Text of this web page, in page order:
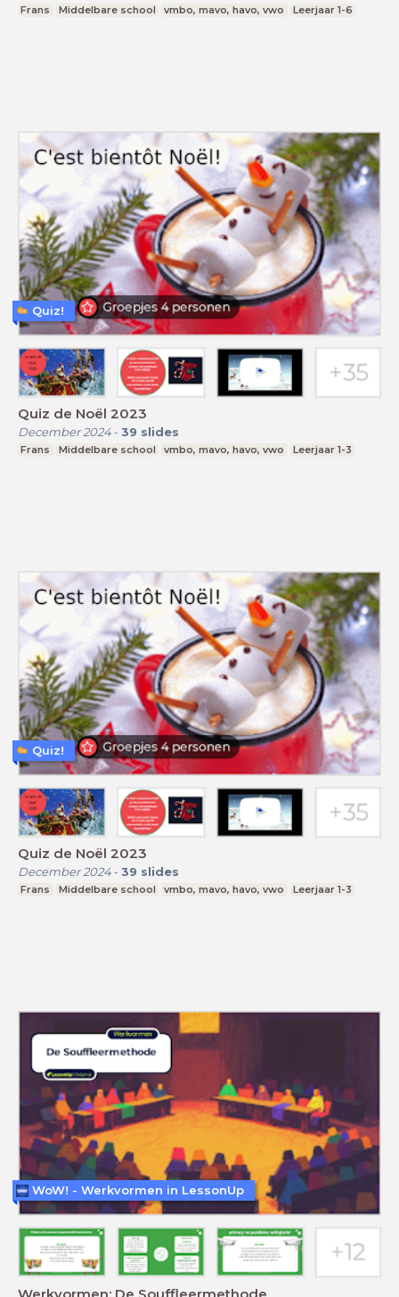
Frans Middelbare school vmbo, mavo, havo, vwo Leerjaar 1-6
Quiz de Noël 2023
December 2024- 39 slides
Frans Middelbare school vmbo, mavo, havo, vwo Leerjaar 1-3
Quiz!
Quiz de Noël 2023
December 2024- 39 slides
Frans Middelbare school vmbo, mavo, havo, vwo Leerjaar 1-3
Quiz!
WoW! - Werkvormen in LessonUp